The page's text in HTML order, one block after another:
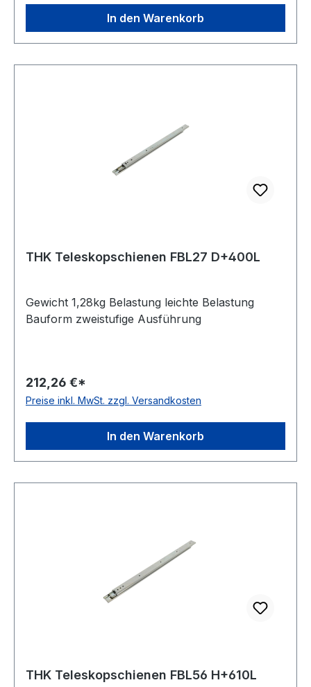
In den Warenkorb
THK Teleskopschienen FBL27 D+400L
Gewicht 1,28kg Belastung leichte Belastung
Bauform zweistufige Ausführung
212,26 €*
Preise inkl. MwSt. zzgl. Versandkosten
In den Warenkorb
THK Teleskopschienen FBL56 H+610L